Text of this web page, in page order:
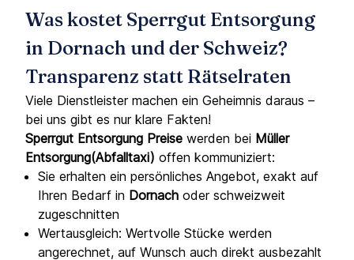
Was kostet Sperrgut Entsorgung
in Dornach und der Schweiz?
Transparenz statt Rätselraten
Viele Dienstleister machen ein Geheimnis daraus –
bei uns gibt es nur klare Fakten!
Sperrgut Entsorgung Preise werden bei Müller
Entsorgung(Abfalltaxi) offen kommuniziert:
Sie erhalten ein persönliches Angebot, exakt auf
Ihren Bedarf in Dornach oder schweizweit
zugeschnitten
Wertausgleich: Wertvolle Stücke werden
angerechnet, auf Wunsch auch direkt ausbezahlt